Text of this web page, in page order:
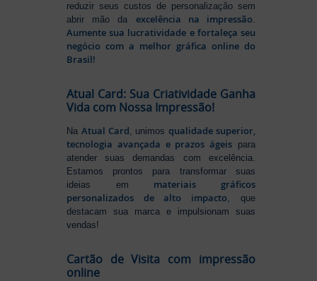
reduzir seus custos de personalização sem
abrir mão da excelência na impressão.
Aumente sua lucratividade e fortaleça seu
negócio com a melhor gráfica online do
Brasil!
Atual Card: Sua Criatividade Ganha
Vida com Nossa Impressão!
Na Atual Card , unimos qualidade superior,
tecnologia avançada e prazos ágeispara
atender suas demandas com excelência.
Estamos prontos para transformar suas
ideias em materiais gráficos
personalizados de alto impacto , que
destacam sua marca e impulsionam suas
vendas!
Cartão de Visita com impressão
online